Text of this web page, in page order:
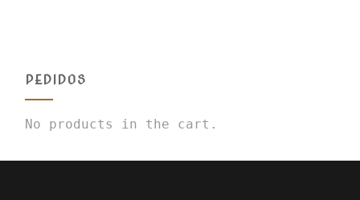
PEDIDOS
No products in the cart.